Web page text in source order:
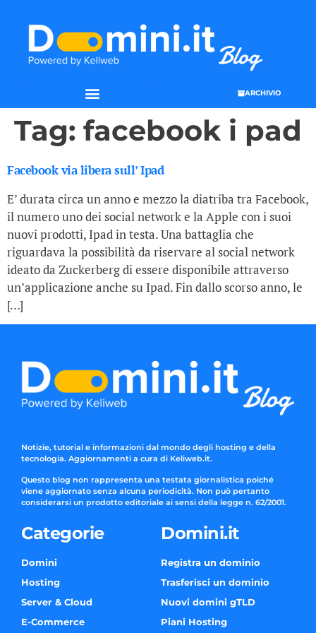
ARCHIVIO
Tag: facebook i pad
Facebook via libera sull’ Ipad
E’ durata circa un anno e mezzo la diatriba tra Facebook,
il numero uno dei social network e la Apple con i suoi
nuovi prodotti, Ipad in testa. Una battaglia che
riguardava la possibilità da riservare al social network
ideato da Zuckerberg di essere disponibile attraverso
un’applicazione anche su Ipad. Fin dallo scorso anno, le
[…]
Notizie, tutorial e informazioni dal mondo degli hosting e della
tecnologia. Aggiornamenti a cura di Keliweb.it.
Questo blog non rappresenta una testata giornalistica poiché
viene aggiornato senza alcuna periodicità. Non può pertanto
considerarsi un prodotto editoriale ai sensi della legge n. 62/2001.
Categorie
Domini
Hosting
Server & Cloud
E-Commerce
Domini.it
Registra un dominio
Trasferisci un dominio
Nuovi domini gTLD
Piani Hosting